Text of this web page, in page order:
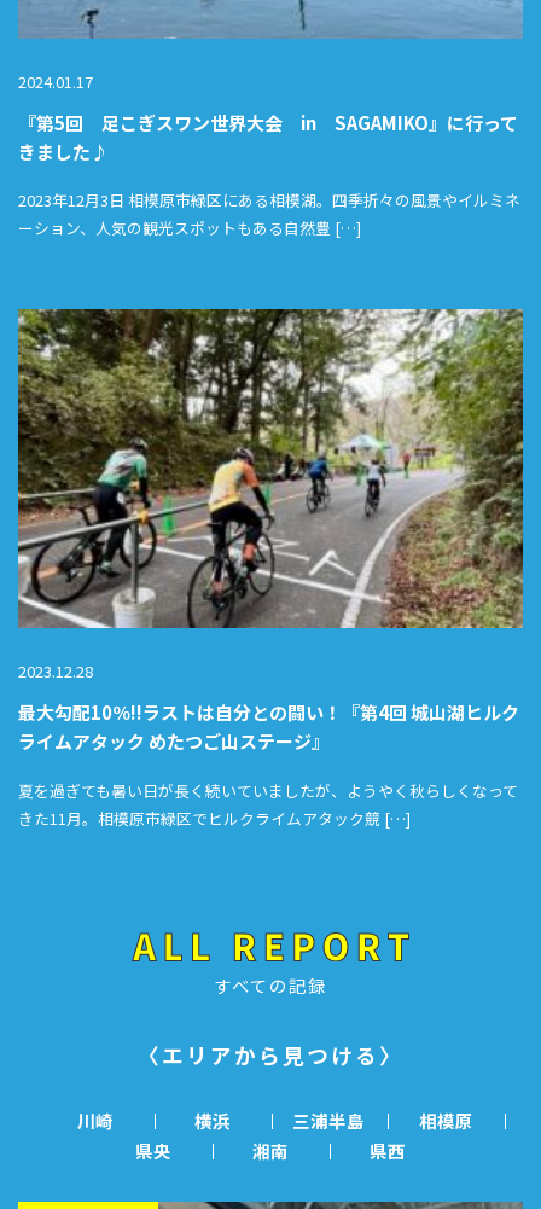
2024.01.17
『第5回 足こぎスワン世界大会 in SAGAMIKO』に行って
きました♪
2023年12月3日 相模原市緑区にある相模湖。四季折々の風景やイルミネ
ーション、人気の観光スポットもある自然豊 […]
2023.12.28
最大勾配10％!!ラストは自分との闘い！『第4回 城山湖ヒルク
ライムアタック めたつご山ステージ』
夏を過ぎても暑い日が長く続いていましたが、ようやく秋らしくなって
きた11月。相模原市緑区でヒルクライムアタック競 […]
すべての記録
〈エリアから見つける〉
川崎 横浜 三浦半島
相模原
県央
湘南 県西